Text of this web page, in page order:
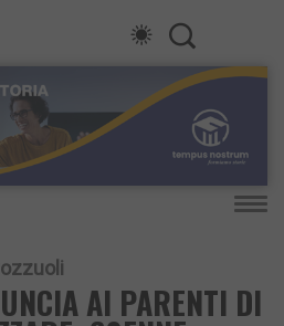
AI PARENTI DI